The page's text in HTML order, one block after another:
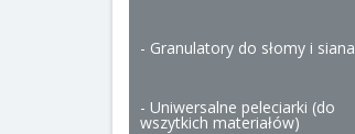
- Granulatory do słomy i siana
- Uniwersalne peleciarki (do
wszytkich materiałów)